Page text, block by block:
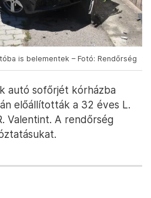
is belementek – Fotó: Rendőrség
autó sofőrjét kórházba
előállították a 32 éves L.
Valentint. A rendőrség